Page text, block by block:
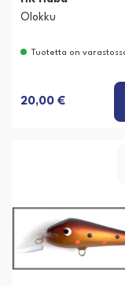
Olokku
Tuotetta on
20,00 €